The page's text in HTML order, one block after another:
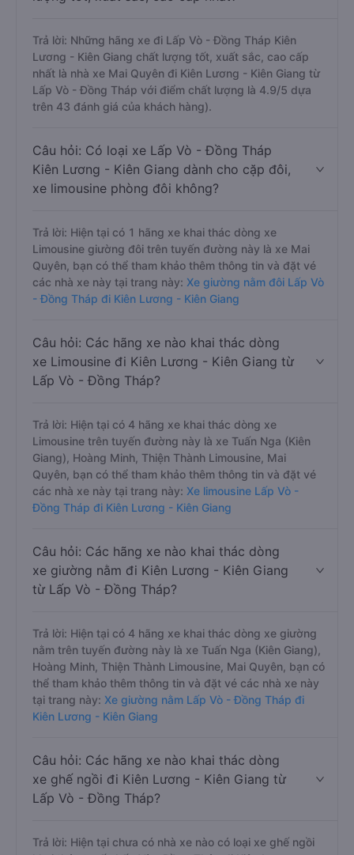
Trả lời: Những hãng xe đi Lấp Vò - Đồng Tháp Kiên
Lương - Kiên Giang chất lượng tốt, xuất sắc, cao cấp
nhất là nhà xe Mai Quyên đi Kiên Lương - Kiên Giang từ
Lấp Vò - Đồng Tháp với điểm chất lượng là 4.9/5 dựa
trên 43 đánh giá của khách hàng).
Câu hỏi: Có loại xe Lấp Vò - Đồng Tháp
Kiên Lương - Kiên Giang dành cho cặp đôi,
xe limousine phòng đôi không?
Trả lời: Hiện tại có 1 hãng xe khai thác dòng xe
Limousine giường đôi trên tuyến đường này là xe Mai
Quyên, bạn có thể tham khảo thêm thông tin và đặt vé
các nhà xe này tại trang này: Xe giường nằm đôi Lấp Vò
- Đồng Tháp đi Kiên Lương - Kiên Giang
Câu hỏi: Các hãng xe nào khai thác dòng
xe Limousine đi Kiên Lương - Kiên Giang từ
Lấp Vò - Đồng Tháp?
Trả lời: Hiện tại có 4 hãng xe khai thác dòng xe
Limousine trên tuyến đường này là xe Tuấn Nga (Kiên
Giang), Hoàng Minh, Thiện Thành Limousine, Mai
Quyên, bạn có thể tham khảo thêm thông tin và đặt vé
các nhà xe này tại trang này: Xe limousine Lấp Vò -
Đồng Tháp đi Kiên Lương - Kiên Giang
Câu hỏi: Các hãng xe nào khai thác dòng
xe giường nằm đi Kiên Lương - Kiên Giang
từ Lấp Vò - Đồng Tháp?
Trả lời: Hiện tại có 4 hãng xe khai thác dòng xe giường
nằm trên tuyến đường này là xe Tuấn Nga (Kiên Giang),
Hoàng Minh, Thiện Thành Limousine, Mai Quyên, bạn có
thể tham khảo thêm thông tin và đặt vé các nhà xe này
tại trang này: Xe giường nằm Lấp Vò - Đồng Tháp đi
Kiên Lương - Kiên Giang
Câu hỏi: Các hãng xe nào khai thác dòng
xe ghế ngồi đi Kiên Lương - Kiên Giang từ
Lấp Vò - Đồng Tháp?
Trả lời: Hiện tại chưa có nhà xe nào có loại xe ghế ngồi